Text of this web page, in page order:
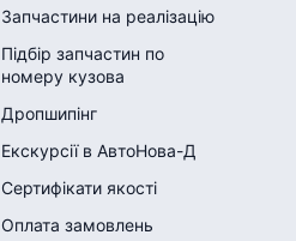
Запчастини на реалізацію
Підбір запчастин по
номеру кузова
Дропшипінг
Екскурсії в АвтоНова-Д
Сертифікати якості
Оплата замовлень